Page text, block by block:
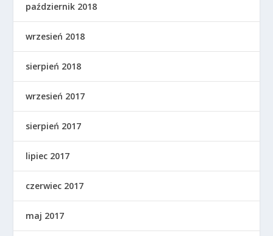
październik 2018
wrzesień 2018
sierpień 2018
wrzesień 2017
sierpień 2017
lipiec 2017
czerwiec 2017
maj 2017